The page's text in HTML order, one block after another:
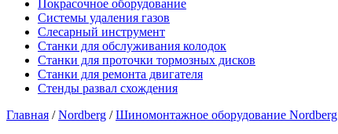
Покрасочное оборудование
Системы удаления газов
Слесарный инструмент
Станки для обслуживания колодок
Станки для проточки тормозных дисков
Станки для ремонта двигателя
Стенды развал схождения
Главная /Nordberg /Шиномонтажное оборудование Nordberg